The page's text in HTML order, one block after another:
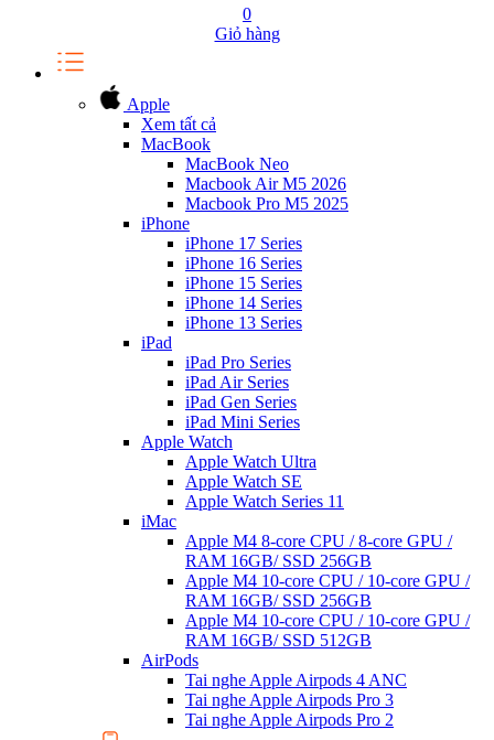
0
Giỏ hàng
Apple
Xem tất cả
MacBook
MacBook Neo
Macbook Air M5 2026
Macbook Pro M5 2025
iPhone
iPhone 17 Series
iPhone 16 Series
iPhone 15 Series
iPhone 14 Series
iPhone 13 Series
iPad
iPad Pro Series
iPad Air Series
iPad Gen Series
iPad Mini Series
Apple Watch
Apple Watch Ultra
Apple Watch SE
Apple Watch Series 11
iMac
Apple M4 8-core CPU / 8-core GPU /
RAM 16GB/ SSD 256GB
Apple M4 10-core CPU / 10-core GPU /
RAM 16GB/ SSD 256GB
Apple M4 10-core CPU / 10-core GPU /
RAM 16GB/ SSD 512GB
AirPods
Tai nghe Apple Airpods 4 ANC
Tai nghe Apple Airpods Pro 3
Tai nghe Apple Airpods Pro 2